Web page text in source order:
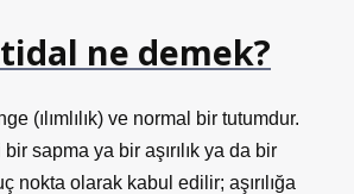
ne demek?
(ılımlılık) ve normal bir tutumdur.
sapma ya bir aşırılık ya da bir
nokta olarak kabul edilir; aşırılığa